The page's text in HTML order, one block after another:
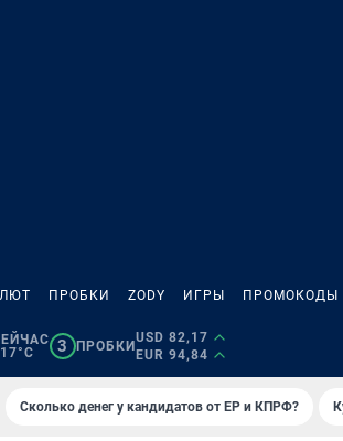
ПРОБКИ ZODY ИГРЫ ПРОМОКОДЫ
3 ПРОБКИ
USD 82,17
EUR 94,84
Сколько денег у кандидатов от ЕР и КПРФ?